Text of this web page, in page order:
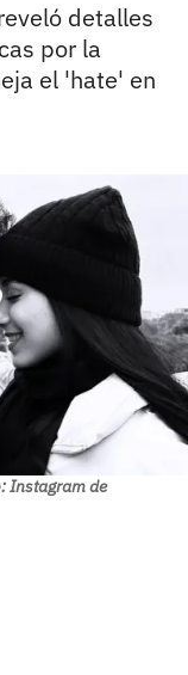
detalles
por la
el 'hate' en
Instagram de